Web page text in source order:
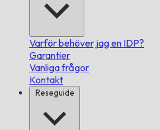
Varför behöver jag en IDP?
Garantier
Vanliga frågor
Kontakt
Reseguide